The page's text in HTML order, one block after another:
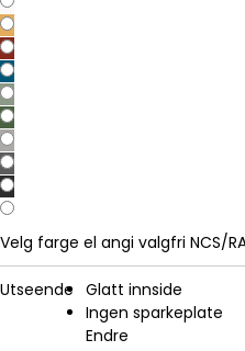
Velg farge el angi valgfri NCS/
Utseende
Glatt innside
Ingen sparkeplate
Endre